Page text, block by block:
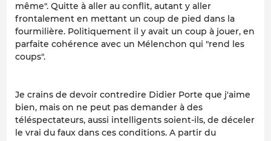
même". Quitte à aller au conflit, autant y aller
frontalement en mettant un coup de pied dans la
fourmilière. Politiquement il y avait un coup à jouer, en
parfaite cohérence avec un Mélenchon qui "rend les
coups".
Je crains de devoir contredire Didier Porte que j'aime
bien, mais on ne peut pas demander à des
téléspectateurs, aussi intelligents soient-ils, de déceler
le vrai du faux dans ces conditions. A partir du